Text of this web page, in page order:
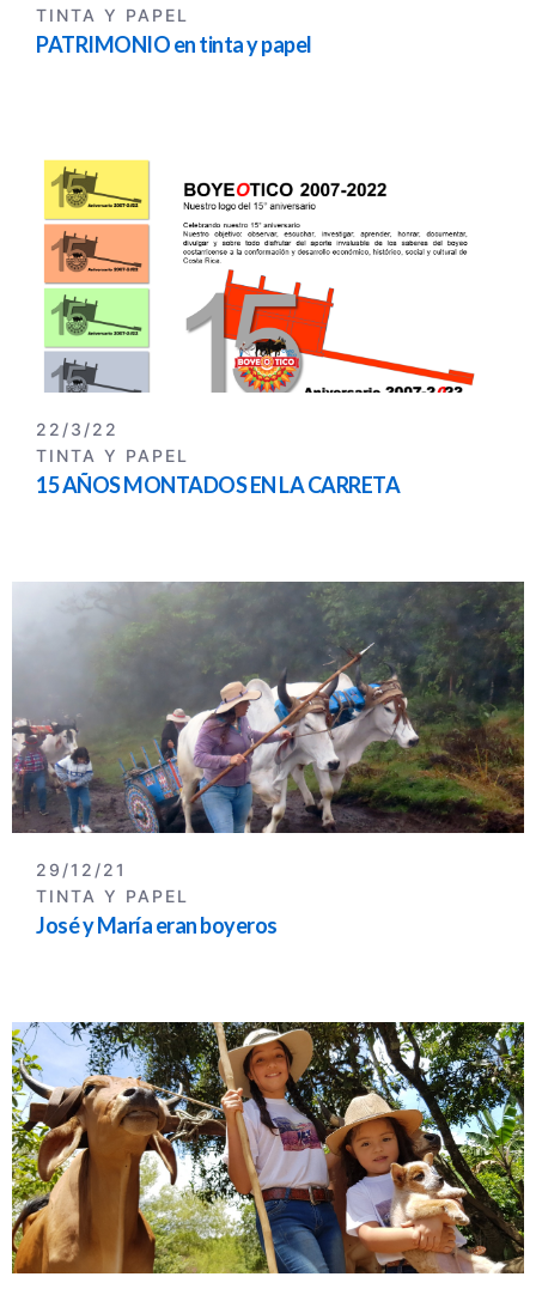
TINTA Y PAPEL
PATRIMONIO en tinta y papel
22/3/22
TINTA Y PAPEL
15 AÑOS MONTADOS EN LA CARRETA
29/12/21
TINTA Y PAPEL
José y María eran boyeros